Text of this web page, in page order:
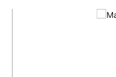
Bildergalerie überspringen